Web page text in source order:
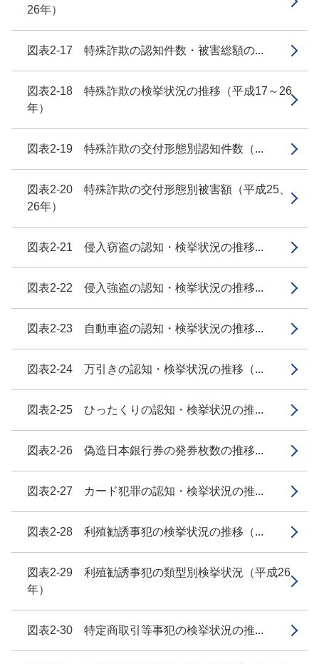
26年）
図表2-17 特殊詐欺の認知件数・被害総額の...
図表2-18 特殊詐欺の検挙状況の推移（平成17～26
年）
図表2-19 特殊詐欺の交付形態別認知件数（...
図表2-20 特殊詐欺の交付形態別被害額（平成25、
26年）
図表2-21 侵入窃盗の認知・検挙状況の推移...
図表2-22 侵入強盗の認知・検挙状況の推移...
図表2-23 自動車盗の認知・検挙状況の推移...
図表2-24 万引きの認知・検挙状況の推移（...
図表2-25 ひったくりの認知・検挙状況の推...
図表2-26 偽造日本銀行券の発券枚数の推移...
図表2-27 カード犯罪の認知・検挙状況の推...
図表2-28 利殖勧誘事犯の検挙状況の推移（...
図表2-29 利殖勧誘事犯の類型別検挙状況（平成26
年）
図表2-30 特定商取引等事犯の検挙状況の推...